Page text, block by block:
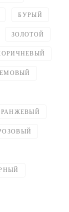
БУРЫЙ
ЗОЛОТОЙ